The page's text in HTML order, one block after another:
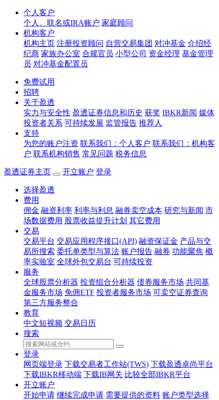
个人客户
个人、联名或IRA账户 家庭顾问
机构客户
机构主页 注册投资顾问 自营交易集团 对冲基金 介绍经
纪商 家族办公室 合规官员 小型公司 资金经理 基金管理
员 对冲基金配置员
免费试用
招聘
关于盈透
实力与安全性 盈透证券信息和历史 获奖 IBKR新闻 媒体
投资者关系 可持续发展 监管报告 推荐人
支持
为您的账户注资 联系我们：个人客户 联系我们：机构客
户 联系机构销售 常见问题 税务信息
盈透证券主页 开立账户 登录
选择盈透
费用
佣金 融资利率 利率与利息 融券卖空成本 研究与新闻 市
场数据费用 股票收益提升计划 其它费用
交易
交易平台 交易应用程序接口(API) 融资保证金 产品与交
易所搜索 委托单类型与算法 账户报告 融券 功能聚焦 概
率实验室 全球外包交易台 可持续投资
服务
全球股票分析器 投资组合分析器 债券服务市场 共同基
金服务市场 免佣ETF 投资者服务市场 可卖空证券查询
第三方服务整合
教育
中文短视频 交易日历
搜索
登录
网页端登录 下载交易者工作站(TWS) 下载盈透卓尚平台
下载IBKR移动端 下载IB网关 比较全部IBKR平台
开立账户
开始申请 继续完成申请 需要提供的资料 账户类型选择